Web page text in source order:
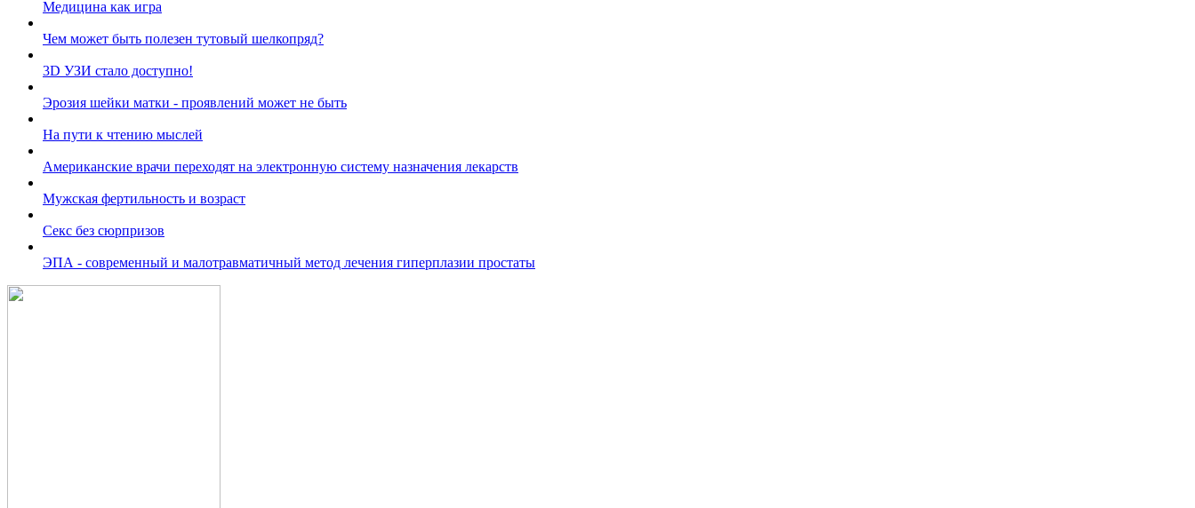
Медицина как игра
Чем может быть полезен тутовый шелкопряд?
3D УЗИ стало доступно!
Эрозия шейки матки - проявлений может не быть
На пути к чтению мыслей
Американские врачи переходят на электронную систему назначения лекарств
Мужская фертильность и возраст
Cекс без сюрпризов
ЭПА - современный и малотравматичный метод лечения гиперплазии простаты